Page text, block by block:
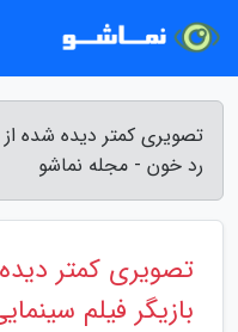
تصویری کمتر دیده شده از
رد خون - مجله نماشو
تصویری کمتر
بازیگر فیلم